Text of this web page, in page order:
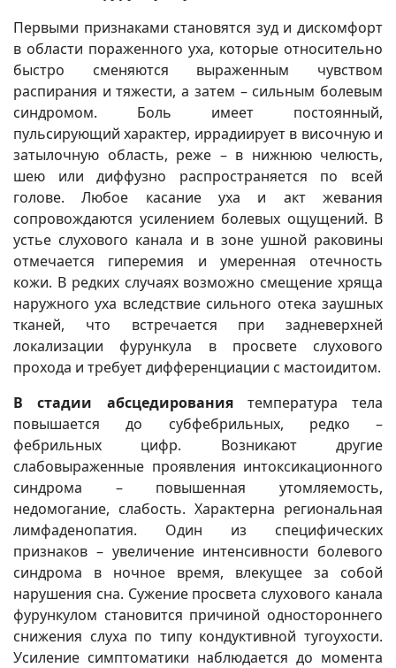
Первыми признаками становятся зуд и дискомфорт
в области пораженного уха, которые относительно
быстро сменяются выраженным чувством
распирания и тяжести, а затем – сильным болевым
синдромом. Боль имеет постоянный,
пульсирующий характер, иррадиирует в височную и
затылочную область, реже – в нижнюю челюсть,
шею или диффузно распространяется по всей
голове. Любое касание уха и акт жевания
сопровождаются усилением болевых ощущений. В
устье слухового канала и в зоне ушной раковины
отмечается гиперемия и умеренная отечность
кожи. В редких случаях возможно смещение хряща
наружного уха вследствие сильного отека заушных
тканей, что встречается при задневерхней
локализации фурункула в просвете слухового
прохода и требует дифференциации с мастоидитом.
В стадии абсцедированиятемпература тела
повышается до субфебрильных, редко –
фебрильных цифр. Возникают другие
слабовыраженные проявления интоксикационного
синдрома – повышенная утомляемость,
недомогание, слабость. Характерна региональная
лимфаденопатия. Один из специфических
признаков – увеличение интенсивности болевого
синдрома в ночное время, влекущее за собой
нарушения сна. Сужение просвета слухового канала
фурункулом становится причиной одностороннего
снижения слуха по типу кондуктивной тугоухости.
Усиление симптоматики наблюдается до момента